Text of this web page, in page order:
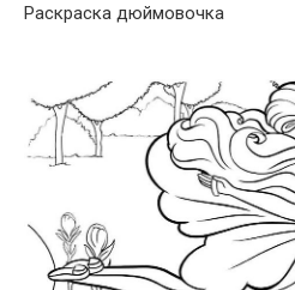
Раскраска дюймовочка